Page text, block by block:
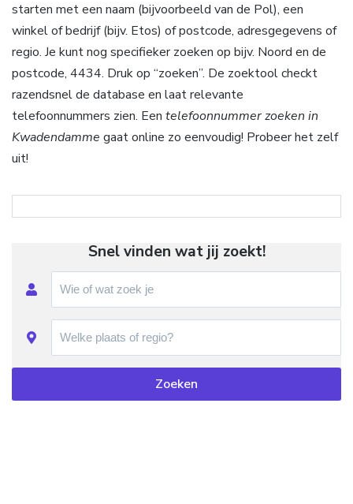
starten met een naam (bijvoorbeeld van de Pol), een
winkel of bedrijf (bijv. Etos) of postcode, adresgegevens of
regio. Je kunt nog specifieker zoeken op bijv. Noord en de
postcode, 4434. Druk op “zoeken”. De zoektool checkt
razendsnel de database en laat relevante
telefoonnummers zien. Een telefoonnummer zoeken in
Kwadendamme gaat online zo eenvoudig! Probeer het zelf
uit!
Snel vinden wat jij zoekt!